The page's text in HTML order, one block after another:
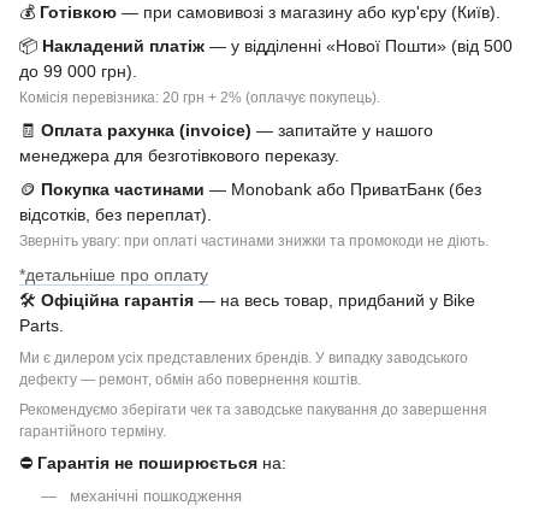
💰 Готівкою — при самовивозі з магазину або кур'єру (Київ).
📦 Накладений платіж — у відділенні «Нової Пошти» (від 500
до 99 000 грн).
Комісія перевізника: 20 грн + 2% (оплачує покупець).
🧾 Оплата рахунка (invoice) — запитайте у нашого
менеджера для безготівкового переказу.
🪙 Покупка частинами — Monobank або ПриватБанк (без
відсотків, без переплат).
Зверніть увагу: при оплаті частинами знижки та промокоди не діють.
*детальніше про оплату
🛠 Офіційна гарантія — на весь товар, придбаний у Bike
Parts.
Ми є дилером усіх представлених брендів. У випадку заводського
дефекту — ремонт, обмін або повернення коштів.
Рекомендуємо зберігати чек та заводське пакування до завершення
гарантійного терміну.
⛔ Гарантія не поширюється на:
механічні пошкодження